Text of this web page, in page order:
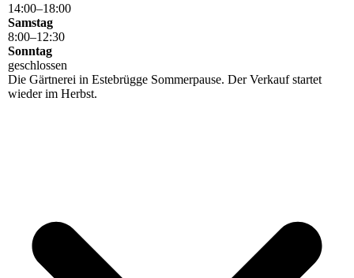
14:00–18:00
Samstag
8:00–12:30
Sonntag
geschlossen
Die Gärtnerei in Estebrügge Sommerpause. Der Verkauf startet
wieder im Herbst.